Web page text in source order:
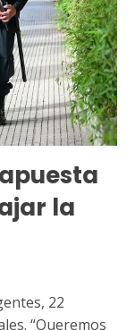
la
22
“Queremos